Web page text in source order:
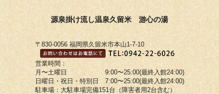
源泉掛け流し温泉久留米 游心の湯
〒830-0056 福岡県久留米市本山1-7-10
営業時間：
月〜土曜日 9:00〜25:00(最終入館24:00)
日曜日・祝日・特別日 7:00〜25:00(最終入館24:00)
駐車場：大駐車場完備151台（障害者用2台含む）